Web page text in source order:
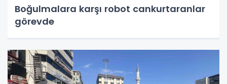
Boğulmalara karşı robot cankurtaranlar
görevde